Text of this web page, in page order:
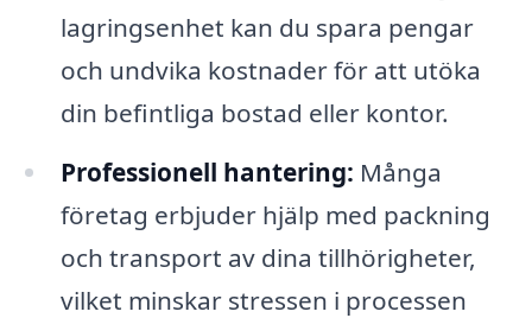
lagringsenhet kan du spara pengar
och undvika kostnader för att utöka
din befintliga bostad eller kontor.
Professionell hantering: Många
företag erbjuder hjälp med packning
och transport av dina tillhörigheter,
vilket minskar stressen i processen